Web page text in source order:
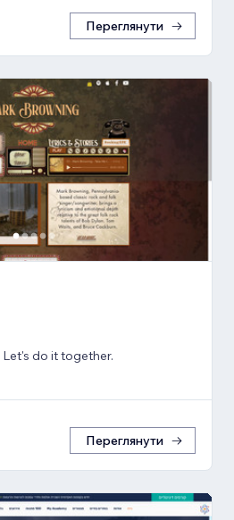
Переглянути
do it together.
Переглянути